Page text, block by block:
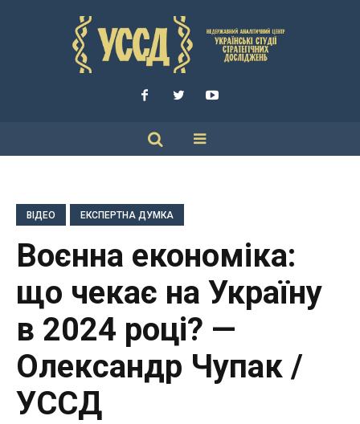
ВІДЕО ЕКСПЕРТНА ДУМКА
Воєнна економіка:
що чекає на Україну
в 2024 році? —
Олександр Чупак /
УССД